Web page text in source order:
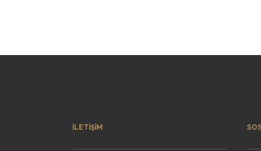
İLETIŞIM